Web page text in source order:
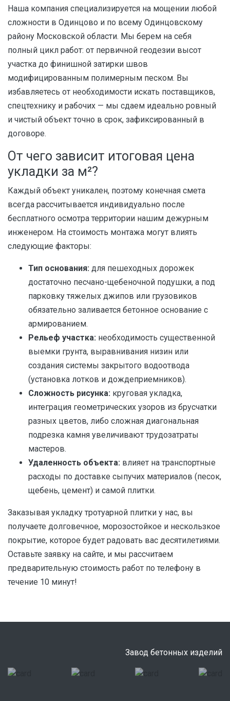
Наша компания специализируется на мощении любой
сложности в Одинцово и по всему Одинцовскому
району Московской области. Мы берем на себя
полный цикл работ: от первичной геодезии высот
участка до финишной затирки швов
модифицированным полимерным песком. Вы
избавляетесь от необходимости искать поставщиков,
спецтехнику и рабочих — мы сдаем идеально ровный
и чистый объект точно в срок, зафиксированный в
договоре.
От чего зависит итоговая цена
укладки за м²?
Каждый объект уникален, поэтому конечная смета
всегда рассчитывается индивидуально после
бесплатного осмотра территории нашим дежурным
инженером. На стоимость монтажа могут влиять
следующие факторы:
Тип основания: для пешеходных дорожек
достаточно песчано-щебеночной подушки, а под
парковку тяжелых джипов или грузовиков
обязательно заливается бетонное основание с
армированием.
Рельеф участка: необходимость существенной
выемки грунта, выравнивания низин или
создания системы закрытого водоотвода
(установка лотков и дождеприемников).
Сложность рисунка: круговая укладка,
интеграция геометрических узоров из брусчатки
разных цветов, либо сложная диагональная
подрезка камня увеличивают трудозатраты
мастеров.
Удаленность объекта: влияет на транспортные
расходы по доставке сыпучих материалов (песок,
щебень, цемент) и самой плитки.
Заказывая укладку тротуарной плитки у нас, вы
получаете долговечное, морозостойкое и нескользкое
покрытие, которое будет радовать вас десятилетиями.
Оставьте заявку на сайте, и мы рассчитаем
предварительную стоимость работ по телефону в
течение 10 минут!
Завод бетонных изделий